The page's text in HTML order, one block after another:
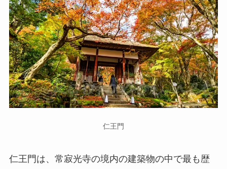
仁王門
仁王門は、常寂光寺の境内の建築物の中で最も歴